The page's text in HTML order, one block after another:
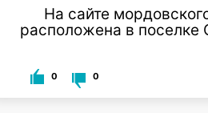
На сайте
расположена в поселке
0 0